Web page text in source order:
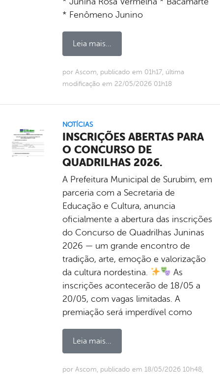
* Fenômeno Junino
Leia mais...
por Ascom, publicado em 01h17, última
modificação em 22/05/2026 01h18
NOTÍCIAS
INSCRIÇÕES ABERTAS PARA
O CONCURSO DE
QUADRILHAS 2026.
A Prefeitura Municipal de Surubim, em
parceria com a Secretaria de
Educação e Cultura, anuncia
oficialmente a abertura das inscrições
do Concurso de Quadrilhas Juninas
2026 — um grande encontro de
tradição, arte, emoção e valorização
da cultura nordestina.
As
inscrições acontecerão de 18/05 a
20/05, com vagas limitadas. A
premiação será imperdível como
Leia mais...
por Ascom, publicado em 18/05/2026 10h48,